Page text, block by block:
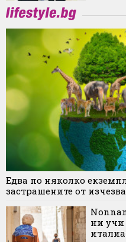
Едва по няколко
застрашените от
ни учи